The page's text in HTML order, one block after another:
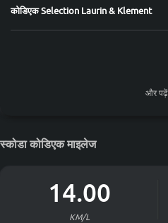
कोडिएक Selection Laurin & Klement
और पढ़ें
स्कोडा कोडिएक माइलेज
14.00
KM/L